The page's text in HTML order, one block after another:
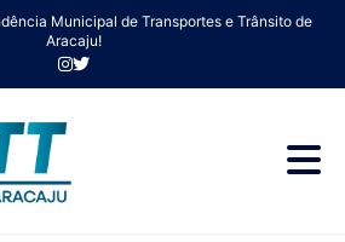
Municipal de Transportes e Trânsito de
Aracaju!